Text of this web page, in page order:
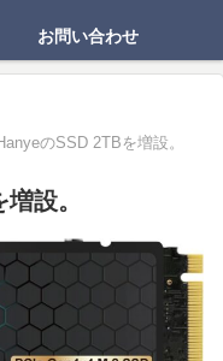
お問い合わせ
のSSD 2TBを増設。
設。